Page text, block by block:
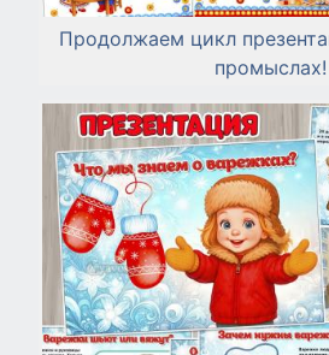
Продолжаем цикл
промыслах!